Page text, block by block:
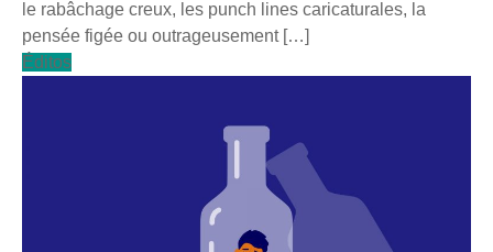
le rabâchage creux, les punch lines caricaturales, la
pensée figée ou outrageusement […]
Éditos